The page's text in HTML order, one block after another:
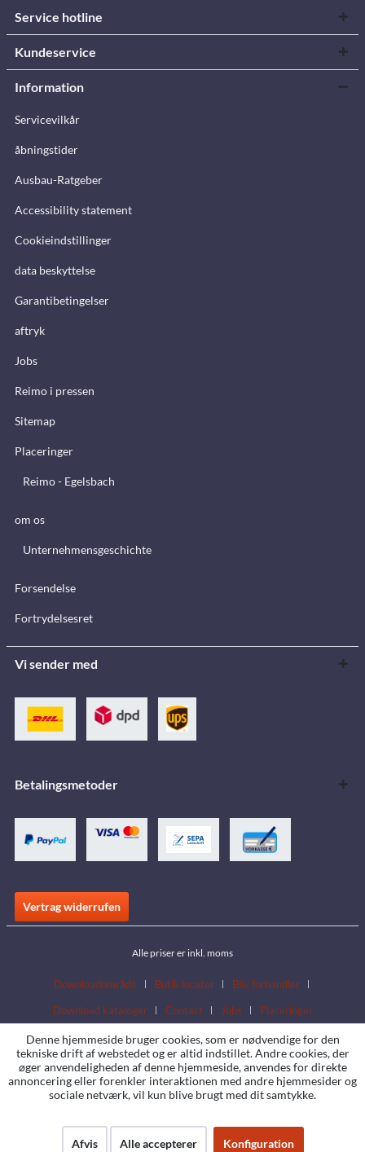
Service hotline
Kundeservice
Information
Servicevilkår
åbningstider
Ausbau-Ratgeber
Accessibility statement
Cookieindstillinger
data beskyttelse
Garantibetingelser
aftryk
Jobs
Reimo i pressen
Sitemap
Placeringer
Reimo - Egelsbach
om os
Unternehmensgeschichte
Forsendelse
Fortrydelsesret
Vi sender med
Betalingsmetoder
Vertrag widerrufen
Alle priser er inkl. moms
Downloadområde Butik locator
Bliv forhandler
Download kataloger
Contact Jobs Placeringer
Denne hjemmeside bruger cookies, som er nødvendige for den
tekniske drift af webstedet og er altid indstillet. Andre cookies, der
øger anvendeligheden af denne hjemmeside, anvendes for direkte
annoncering eller forenkler interaktionen med andre hjemmesider og
sociale netværk, vil kun blive brugt med dit samtykke.
Afvis Alle accepterer Konfiguration